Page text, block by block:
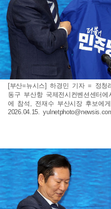
[부산=뉴시스] 하경민 기자 = 정
동구 부산항 국제전시컨벤션센터
에 참석, 전재수 부산시장 후보에
2026.04.15.